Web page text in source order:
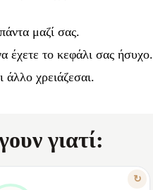
μαζί σας.
έχετε το κεφάλι σας ήσυχο.
χρειάζεσαι.
γιατί:
↻